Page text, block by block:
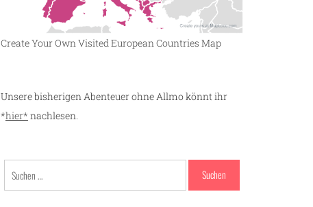
Create Your Own Visited European Countries Map
Unsere bisherigen Abenteuer ohne Allmo könnt ihr
*hier* nachlesen.
Suchen
nach: